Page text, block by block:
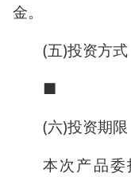
金。
(五)投资方式
■
(六)投资期限
本次产品